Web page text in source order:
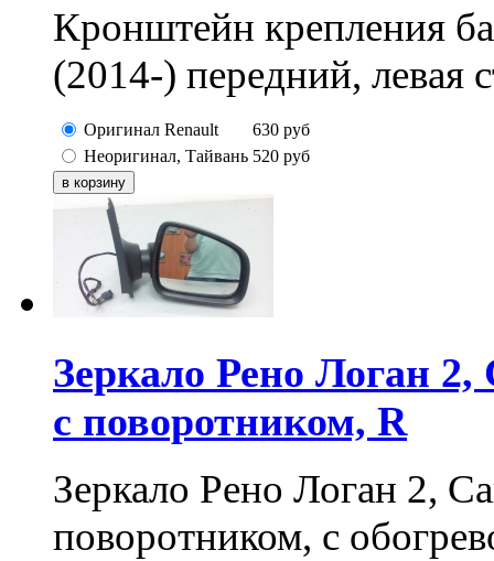
Кронштейн крепления
(2014-) передний, левая
Оригинал Renault 630 руб
Неоригинал, Тайвань 520 руб
Зеркало Рено Логан 2,
с поворотником, R
Зеркало Рено Логан 2,
поворотником, с